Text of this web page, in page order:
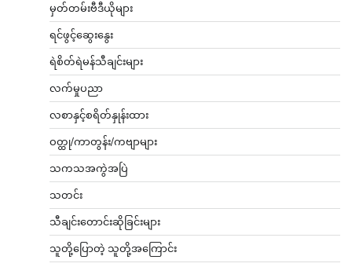
မှတ်တမ်းဗီဒီယိုများ
ရင်ဖွင့်ဆွေးနွေး
ရဲစိတ်ရဲမန်သီချင်းများ
လက်မှုပညာ
လစာနှင့်စရိတ်နှုန်းထား
ဝတ္ထု/ကာတွန်း/ကဗျာများ
သကသအကွဲအပြဲ
သတင်း
သီချင်းတောင်းဆိုခြင်းများ
သူတို့ပြောတဲ့ သူတို့အကြောင်း